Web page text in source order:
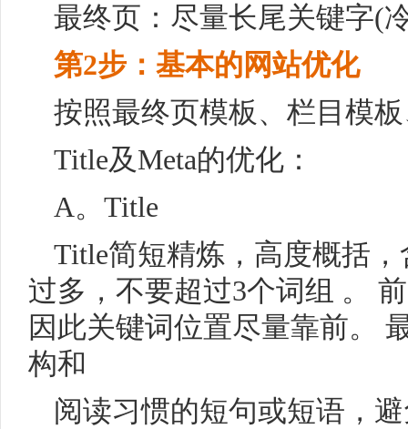
最终页：尽量长尾关键字(
第2步：基本的网站优化
按照最终页模板、栏目模
Title及Meta的优化：
A。Title
Title简短精炼，高度概括
过多，不要超过3个词组 。
因此关键词位置尽量靠前。
构和
阅读习惯的短句或短语，